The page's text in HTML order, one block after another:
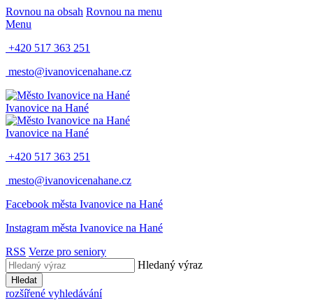
Rovnou na obsah Rovnou na menu
Menu
+420 517 363 251
mesto@ivanovicenahane.cz
Ivanovice na Hané
Ivanovice na Hané
+420 517 363 251
mesto@ivanovicenahane.cz
Facebook města Ivanovice na Hané
Instagram města Ivanovice na Hané
RSS Verze pro seniory
Hledaný výraz
Hledat
rozšířené vyhledávání